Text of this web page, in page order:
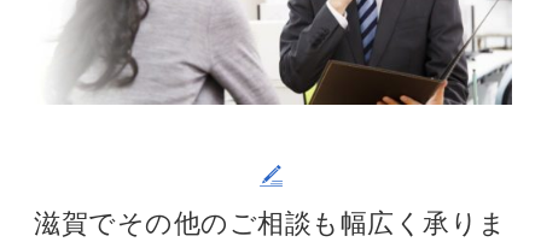
滋賀でその他のご相談も幅広く承りま